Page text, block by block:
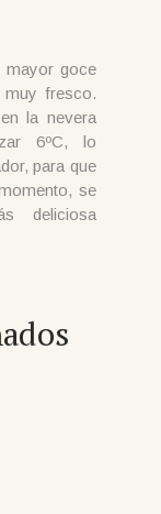
mayor goce
muy fresco.
la nevera
6ºC, lo
para que
se
deliciosa